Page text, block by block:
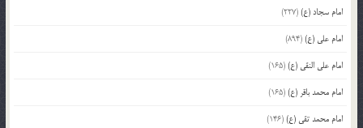
امام سجاد (ع)(227)
امام علی (ع)(894)
امام علی النقی (ع)(165)
امام محمد باقر (ع)(165)
امام محمد تقی (ع)(146)